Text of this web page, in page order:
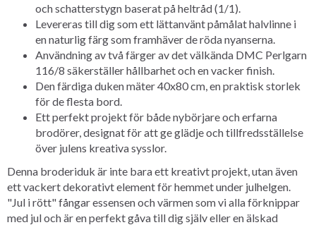
och schatterstygn baserat på heltråd (1/1).
Levereras till dig som ett lättanvänt påmålat halvlinne i
en naturlig färg som framhäver de röda nyanserna.
Användning av två färger av det välkända DMC Perlgarn
116/8 säkerställer hållbarhet och en vacker finish.
Den färdiga duken mäter 40x80 cm, en praktisk storlek
för de flesta bord.
Ett perfekt projekt för både nybörjare och erfarna
brodörer, designat för att ge glädje och tillfredsställelse
över julens kreativa sysslor.
Denna broderiduk är inte bara ett kreativt projekt, utan även
ett vackert dekorativt element för hemmet under julhelgen.
"Jul i rött" fångar essensen och värmen som vi alla förknippar
med jul och är en perfekt gåva till dig själv eller en älskad